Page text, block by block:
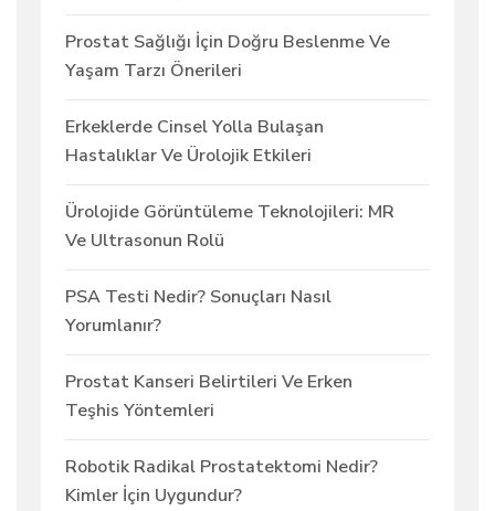
Prostat Sağlığı İçin Doğru Beslenme Ve
Yaşam Tarzı Önerileri
Erkeklerde Cinsel Yolla Bulaşan
Hastalıklar Ve Ürolojik Etkileri
Ürolojide Görüntüleme Teknolojileri: MR
Ve Ultrasonun Rolü
PSA Testi Nedir? Sonuçları Nasıl
Yorumlanır?
Prostat Kanseri Belirtileri Ve Erken
Teşhis Yöntemleri
Robotik Radikal Prostatektomi Nedir?
Kimler İçin Uygundur?